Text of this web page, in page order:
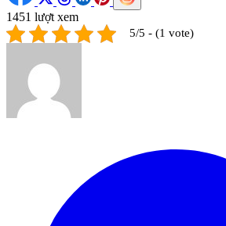
1451 lượt xem
5/5 - (1 vote)